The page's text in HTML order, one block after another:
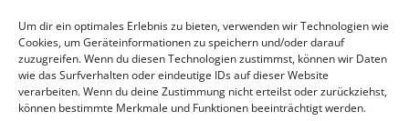
Um dir ein optimales Erlebnis zu bieten, verwenden wir Technologien wie
Cookies, um Geräteinformationen zu speichern und/oder darauf
zuzugreifen. Wenn du diesen Technologien zustimmst, können wir Daten
wie das Surfverhalten oder eindeutige IDs auf dieser Website
verarbeiten. Wenn du deine Zustimmung nicht erteilst oder zurückziehst,
können bestimmte Merkmale und Funktionen beeinträchtigt werden.
Mitglieder
Masken
Brauchtum